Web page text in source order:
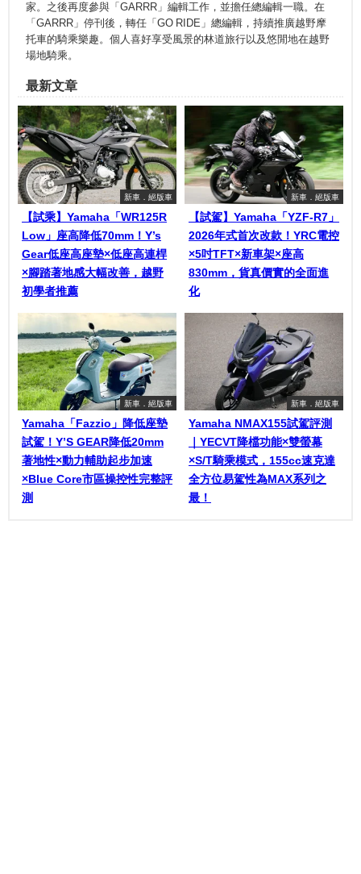
家。之後再度參與「GARRR」編輯工作，並擔任總編輯一職。在
「GARRR」停刊後，轉任「GO RIDE」總編輯，持續推廣越野摩
托車的騎乘樂趣。個人喜好享受風景的林道旅行以及悠閒地在越野
場地騎乘。
最新文章
新車．絕版車
【試乘】Yamaha「WR125R
Low」座高降低70mm！Y’s
Gear低座高座墊×低座高連桿
×腳踏著地感大幅改善，越野
初學者推薦
新車．絕版車
【試駕】Yamaha「YZF-R7」
2026年式首次改款！YRC電控
×5吋TFT×新車架×座高
830mm，貨真價實的全面進
化
新車．絕版車
Yamaha「Fazzio」降低座墊
試駕！Y’S GEAR降低20mm
著地性×動力輔助起步加速
×Blue Core市區操控性完整評
測
新車．絕版車
Yamaha NMAX155試駕評測
｜YECVT降檔功能×雙螢幕
×S/T騎乘模式，155cc速克達
全方位易駕性為MAX系列之
最！